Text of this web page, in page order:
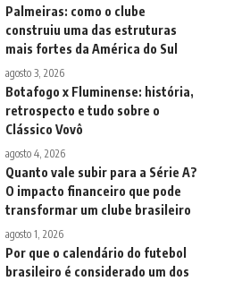
Palmeiras: como o clube
construiu uma das estruturas
mais fortes da América do Sul
agosto 3, 2026
Botafogo x Fluminense: história,
retrospecto e tudo sobre o
Clássico Vovô
agosto 4, 2026
Quanto vale subir para a Série A?
O impacto financeiro que pode
transformar um clube brasileiro
agosto 1, 2026
Por que o calendário do futebol
brasileiro é considerado um dos